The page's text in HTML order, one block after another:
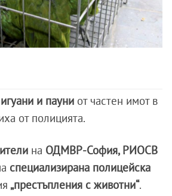
и пауни от частен имот в
от полицията.
на ОДМВР-София, РИОСВ
специализирана полицейска
„престъпления с животни“.